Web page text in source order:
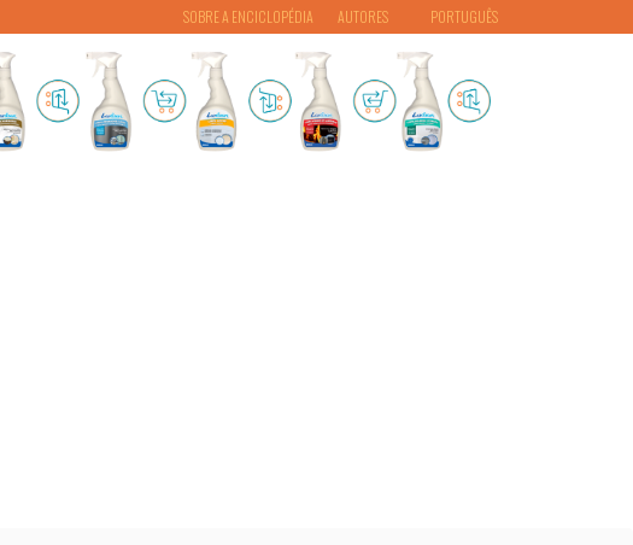
PORTUGUÊS
SOBRE A ENCICLOPÉDIA AUTORES